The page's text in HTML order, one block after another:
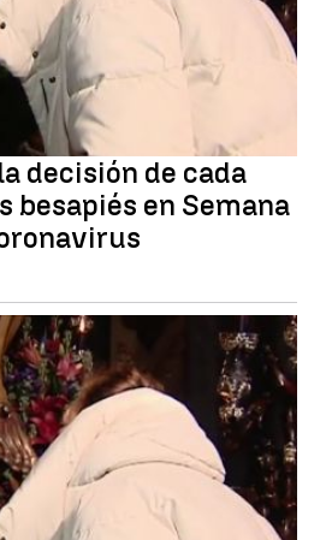
decisión de cada
besapiés en Semana